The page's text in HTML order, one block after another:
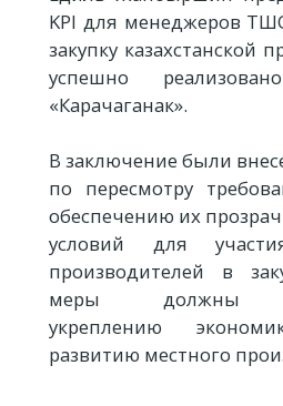
KPI для менеджеров
закупку казахстанской
успешно
«Карачаганак».
В заключение были
по пересмотру
обеспечению их
условий для
производителей в
меры должны
укреплению
развитию местного